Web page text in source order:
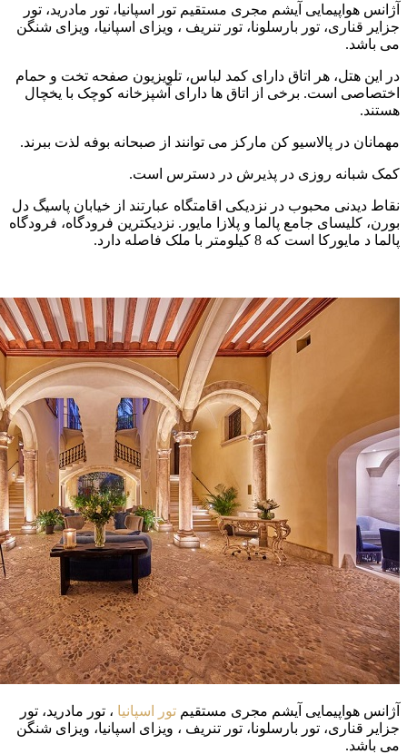
آژانس هواپیمایی آیشم مجری مستقیم تور اسپانیا، تور مادرید، تور
جزایر قناری، تور بارسلونا، تور تنریف ، ویزای اسپانیا، ویزای شنگن
می باشد.
در این هتل، هر اتاق دارای کمد لباس، تلویزیون صفحه تخت و حمام
اختصاصی است. برخی از اتاق ها دارای آشپزخانه کوچک با یخچال
هستند.
مهمانان در پالاسیو کن مارکز می توانند از صبحانه بوفه لذت ببرند.
کمک شبانه روزی در پذیرش در دسترس است.
نقاط دیدنی محبوب در نزدیکی اقامتگاه عبارتند از خیابان پاسیگ دل
بورن، کلیسای جامع پالما و پلازا مایور. نزدیکترین فرودگاه، فرودگاه
پالما د مایورکا است که 8 کیلومتر با ملک فاصله دارد.
آژانس هواپیمایی آیشم مجری مستقیم تور اسپانیا ، تور مادرید، تور
جزایر قناری، تور بارسلونا، تور تنریف ، ویزای اسپانیا، ویزای شنگن
می باشد.